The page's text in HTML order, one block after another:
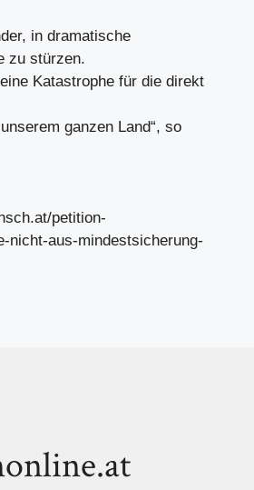
in dramatische
zu stürzen.
Katastrophe für die direkt
ganzen Land“, so
petition-
nicht-aus-mindestsicherung-